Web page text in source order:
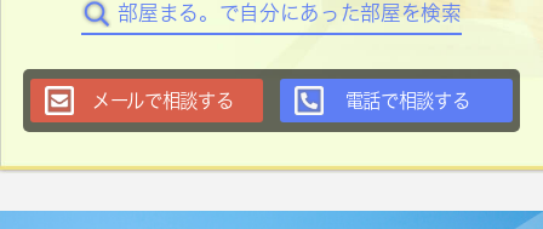
部屋まる。で自分にあった部屋を検索
メールで相談する 電話で相談する